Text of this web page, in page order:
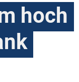
hoch